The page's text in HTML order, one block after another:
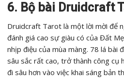
6. Bộ bài Druidcraft
Druidcraft Tarot là một lời mời để
đánh giá cao sự giàu có của Đất
nhịp điệu của mùa màng. 78 lá bài
sâu sắc rất cao, trở thành công cụ
đi sâu hơn vào việc khai sáng bản